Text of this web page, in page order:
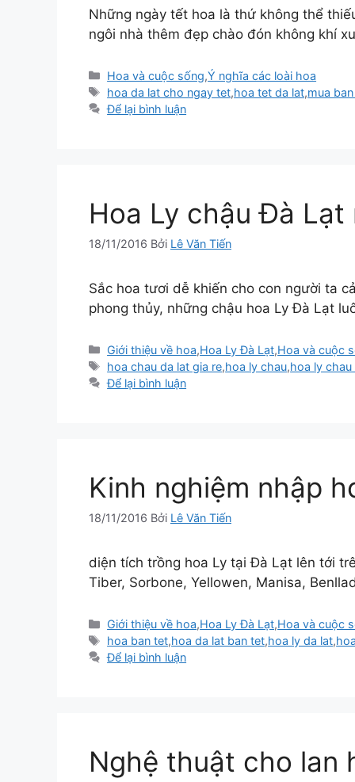
Những ngày tết hoa là thứ không thể
ngôi nhà thêm đẹp chào đón không khí
Danh
mục
Hoa và cuộc sống,Ý nghĩa các loài hoa
Thẻ
hoa da lat cho ngay tet,hoa tet da lat,mua
Để lại bình luận
Hoa Ly chậu Đà
18/11/2016 Bởi Lê Văn Tiến
Sắc hoa tươi dễ khiến cho con người ta
phong thủy, những chậu hoa Ly Đà Lạt
Danh
mục
Giới thiệu về hoa,Hoa Ly Đà Lạt,Hoa và cuộc
Thẻ
hoa chau da lat gia re,hoa ly chau,hoa ly chau
Để lại bình luận
Kinh nghiệm nhập
18/11/2016 Bởi Lê Văn Tiến
diện tích trồng hoa Ly tại Đà Lạt lên tới
Tiber, Sorbone, Yellowen, Manisa,
Danh
mục
Giới thiệu về hoa,Hoa Ly Đà Lạt,Hoa và cuộc
Thẻ
hoa ban tet,hoa da lat ban tet,hoa ly da lat,
Để lại bình luận
Nghệ thuật cho lan